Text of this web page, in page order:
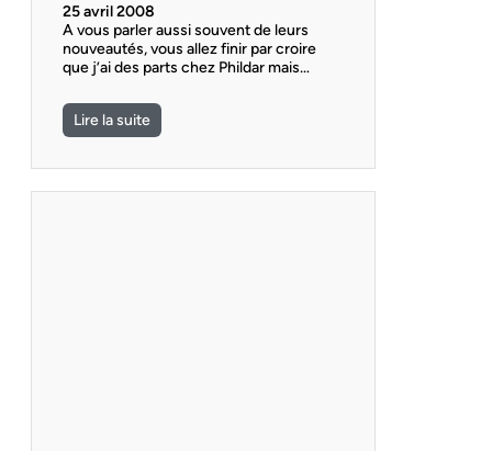
25 avril 2008
A vous parler aussi souvent de leurs
nouveautés, vous allez finir par croire
que j’ai des parts chez Phildar mais…
Lire la suite